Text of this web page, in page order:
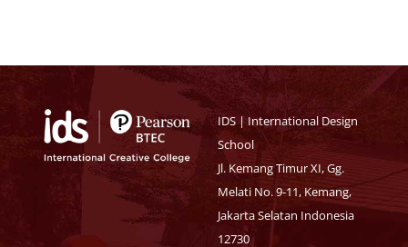
IDS | International Design
School
Jl. Kemang Timur XI, Gg.
Melati No. 9-11, Kemang,
Jakarta Selatan Indonesia
12730